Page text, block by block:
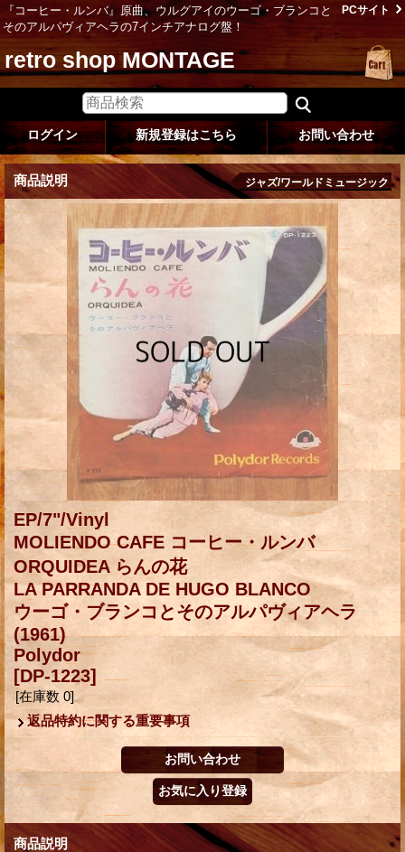
『コーヒー・ルンバ』原曲、ウルグアイのウーゴ・ブランコと
そのアルパヴィアヘラの7インチアナログ盤！
PCサイト
retro shop MONTAGE
ログイン 新規登録はこちら お問い合わせ
商品説明 ジャズ/ワールドミュージック
EP/7"/Vinyl
MOLIENDO CAFE コーヒー・ルンバ
ORQUIDEA らんの花
LA PARRANDA DE HUGO BLANCO
ウーゴ・ブランコとそのアルパヴィアヘラ
(1961)
Polydor
[DP-1223]
[在庫数 0]
返品特約に関する重要事項
商品説明